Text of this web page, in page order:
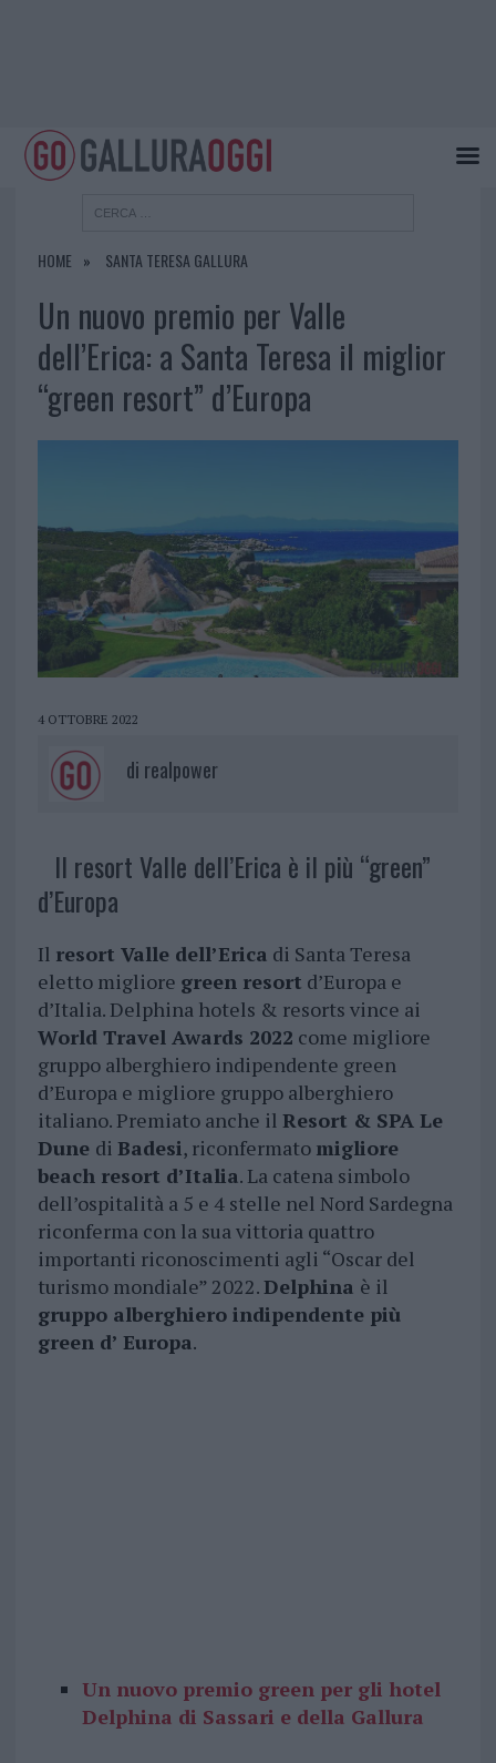
HOME SANTA TERESA GALLURA
Un nuovo premio per Valle
dell’Erica: a Santa Teresa il miglior
“green resort” d’Europa
4 OTTOBRE 2022
di realpower
Il resort Valle dell’Erica è il più “green”
d’Europa
Il resort Valle dell’Erica di Santa Teresa
eletto migliore green resort d’Europa e
d’Italia. Delphina hotels & resorts vince ai
World Travel Awards 2022 come migliore
gruppo alberghiero indipendente green
d’Europa e migliore gruppo alberghiero
italiano. Premiato anche il Resort & SPA Le
Dune di Badesi, riconfermato migliore
beach resort d’Italia. La catena simbolo
dell’ospitalità a 5 e 4 stelle nel Nord Sardegna
riconferma con la sua vittoria quattro
importanti riconoscimenti agli “Oscar del
turismo mondiale” 2022.Delphina è il
gruppo alberghiero indipendente più
green d’ Europa.
Un nuovo premio green per gli hotel
Delphina di Sassari e della Gallura